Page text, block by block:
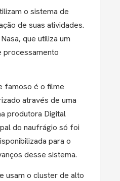
o sistema de
de suas atividades.
que utiliza um
processamento
famoso é o filme
através de uma
produtora Digital
do naufrágio só foi
para o
desse sistema.
usam o cluster de alto